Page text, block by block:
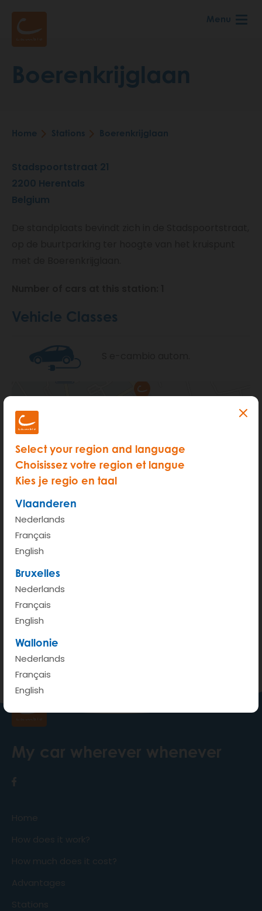
Select your region and language
Choisissez votre region et langue
Kies je regio en taal
Vlaanderen
Nederlands
Français
English
Bruxelles
Nederlands
Français
English
Wallonie
Nederlands
Français
English
Menu
Boerenkrijglaan
Home Stations Boerenkrijglaan
Stadspoortstraat 21
2200 Herentals
Belgium
Vehicle Classes
View on Google Maps
My car wherever whenever
Home
How does it work?
How much does it cost?
Advantages
Stations